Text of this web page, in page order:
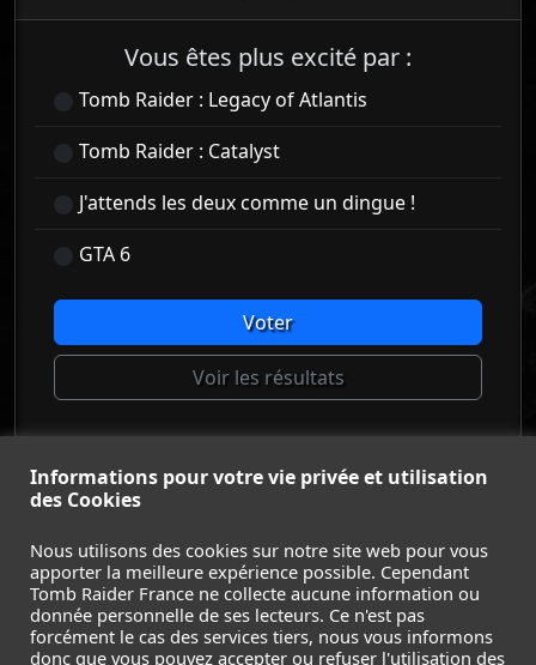
Vous êtes plus excité par :
Tomb Raider : Legacy of Atlantis
Tomb Raider : Catalyst
J'attends les deux comme un dingue !
GTA 6
Voter
Voir les résultats
Informations pour votre vie privée et utilisation
des Cookies
Nous utilisons des cookies sur notre site web pour vous
apporter la meilleure expérience possible. Cependant
Tomb Raider France ne collecte aucune information ou
donnée personnelle de ses lecteurs. Ce n'est pas
forcément le cas des services tiers, nous vous informons
donc que vous pouvez accepter ou refuser l'utilisation des
© Tomb Raider France 2008 - 2026
Lara Croft et Tomb Raider sont des marques déposées
Square Enix Ltd.
ACCUEIL- TOMB RAIDER- LEGACY OF ATLANTIS
CATALYST - LARA CROFT- FILMS - CONTACT-
MENTIONS LÉGALES / CGU-